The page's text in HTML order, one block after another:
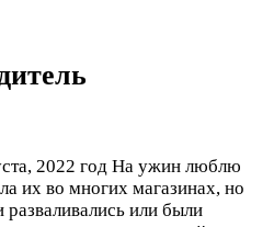
2022 год На ужин люблю
их во многих магазинах, но
разваливались или были